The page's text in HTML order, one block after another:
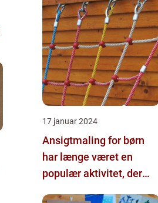
17 januar 2024
Ansigtmaling for børn
har længe været en
populær aktivitet, der